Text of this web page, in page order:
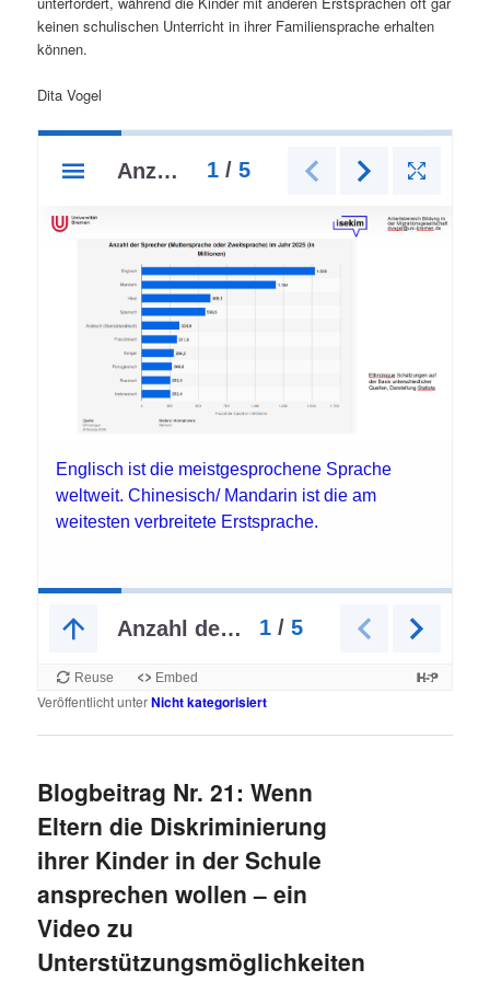
keinen schulischen Unterricht in ihrer Familiensprache erhalten
können.
Dita Vogel
Veröffentlicht unterNicht kategorisiert
Blogbeitrag Nr. 21: Wenn
Eltern die Diskriminierung
ihrer Kinder in der Schule
ansprechen wollen – ein
Video zu
Unterstützungsmöglichkeiten